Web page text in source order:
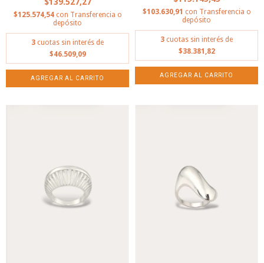
$125.574,54 con Transferencia o
depósito
3 cuotas sin interés de
$46.509,09
AGREGAR AL CARRITO
$103.630,91 con Transferencia o
depósito
3 cuotas sin interés de
$38.381,82
AGREGAR AL CARRITO